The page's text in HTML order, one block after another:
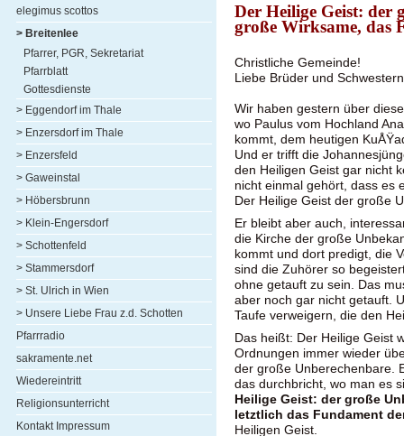
elegimus scottos
> Breitenlee
Pfarrer, PGR, Sekretariat
Pfarrblatt
Gottesdienste
> Eggendorf im Thale
> Enzersdorf im Thale
> Enzersfeld
> Gaweinstal
> Höbersbrunn
> Klein-Engersdorf
> Schottenfeld
> Stammersdorf
> St. Ulrich in Wien
> Unsere Liebe Frau z.d. Schotten
Pfarrradio
sakramente.net
Wiedereintritt
Religionsunterricht
Kontakt Impressum
Der Heilige Geist: der
große Wirksame, das
Christliche Gemeinde!
Liebe Brüder und
Wir haben gestern über
wo Paulus vom Hochland
kommt, dem heutigen
Und er trifft die
den Heiligen Geist gar nicht
nicht einmal gehört, dass es
Der Heilige Geist der große
Er bleibt aber auch,
die Kirche der große
kommt und dort predigt, die
sind die Zuhörer so
ohne getauft zu sein. Das
aber noch gar nicht getauft.
Taufe verweigern, die den
Das heißt: Der Heilige Geist
Ordnungen immer wieder
der große Unberechenbare.
das durchbricht, wo man es
Heilige Geist: der große
letztlich das Fundament
Heiligen Geist.